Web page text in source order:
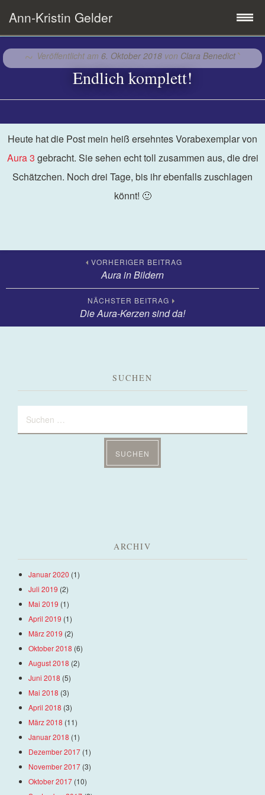
Ann-Kristin Gelder
Zum
Inhalt
Startseite
50in2020
Lebenslauf
Outtakes
Veröffentlicht am 6. Oktober 2018von Clara Benedict
Endlich komplett!
Heute hat die Post mein heiß ersehntes Vorabexemplar von
Aura 3 gebracht. Sie sehen echt toll zusammen aus, die drei
Schätzchen. Noch drei Tage, bis ihr ebenfalls zuschlagen
könnt! 🙂
Beitrags-
Navigation
VORHERIGER BEITRAG
Aura in Bildern
NÄCHSTER BEITRAG
Die Aura-Kerzen sind da!
SUCHEN
Suchen
nach:
ARCHIV
Januar 2020 (1)
Juli 2019 (2)
Mai 2019 (1)
April 2019 (1)
März 2019 (2)
Oktober 2018 (6)
August 2018 (2)
Juni 2018 (5)
Mai 2018 (3)
April 2018 (3)
März 2018 (11)
Januar 2018 (1)
Dezember 2017 (1)
November 2017 (3)
Oktober 2017 (10)